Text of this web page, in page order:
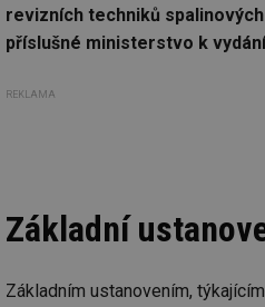
revizních techniků
příslušné ministerstvo k
REKLAMA
Základní
Základním ustanovením,